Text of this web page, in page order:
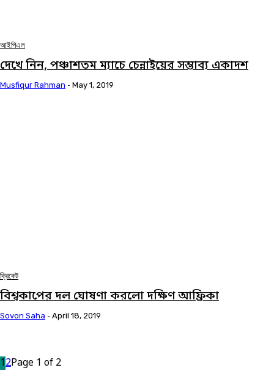
আইপিএল
দেখে নিন, পঞ্চাশতম ম্যাচে চেন্নাইয়ের সম্ভাব্য একাদশ
Musfiqur Rahman - May 1, 2019
ক্রিকেট
বিশ্বকাপের দল ঘোষণা করলো দক্ষিণ আফ্রিকা
Sovon Saha - April 18, 2019
12Page 1 of 2